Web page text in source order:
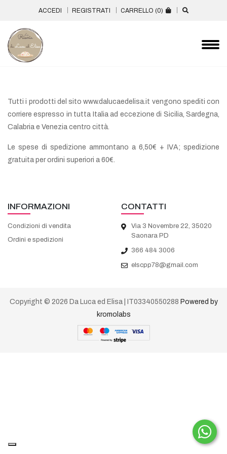
ACCEDI REGISTRATI CARRELLO (0)
Tutti i prodotti del sito www.dalucaedelisa.it vengono spediti con
corriere espresso in tutta Italia ad eccezione di Sicilia, Sardegna,
Calabria e Venezia centro città.
Le spese di spedizione ammontano a 6,50€ + IVA; spedizione
gratuita per ordini superiori a 60€.
INFORMAZIONI
Condizioni di vendita
Ordini e spedizioni
CONTATTI
Via 3 Novembre 22, 35020
Saonara PD
366 484 3006
elscpp78@gmail.com
Copyright © 2026 Da Luca ed Elisa | IT03340550288 Powered by
kromolabs